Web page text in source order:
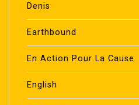
Denis
Earthbound
En Action Pour La Cause
English